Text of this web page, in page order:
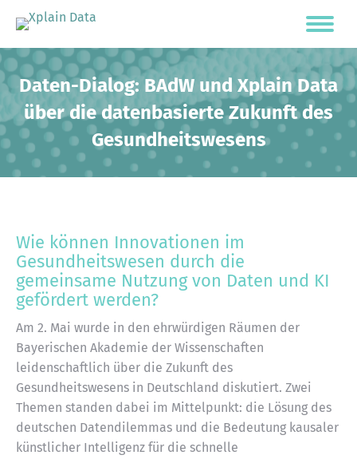
Daten-Dialog: BAdW und Xplain Data
über die datenbasierte Zukunft des
Gesundheitswesens
Wie können Innovationen im
Gesundheitswesen durch die
gemeinsame Nutzung von Daten und KI
gefördert werden?
Am 2. Mai wurde in den ehrwürdigen Räumen der
Bayerischen Akademie der Wissenschaften
leidenschaftlich über die Zukunft des
Gesundheitswesens in Deutschland diskutiert. Zwei
Themen standen dabei im Mittelpunkt: die Lösung des
deutschen Datendilemmas und die Bedeutung kausaler
künstlicher Intelligenz für die schnelle